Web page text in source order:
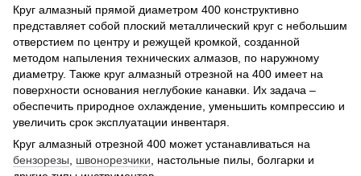
Круг алмазный прямой диаметром 400 конструктивно
представляет собой плоский металлический круг с небольшим
отверстием по центру и режущей кромкой, созданной
методом напыления технических алмазов, по наружному
диаметру. Также круг алмазный отрезной на 400 имеет на
поверхности основания неглубокие канавки. Их задача –
обеспечить природное охлаждение, уменьшить компрессию и
увеличить срок эксплуатации инвентаря.
Круг алмазный отрезной 400 может устанавливаться на
бензорезы
швонорезчики , настольные пилы, болгарки и